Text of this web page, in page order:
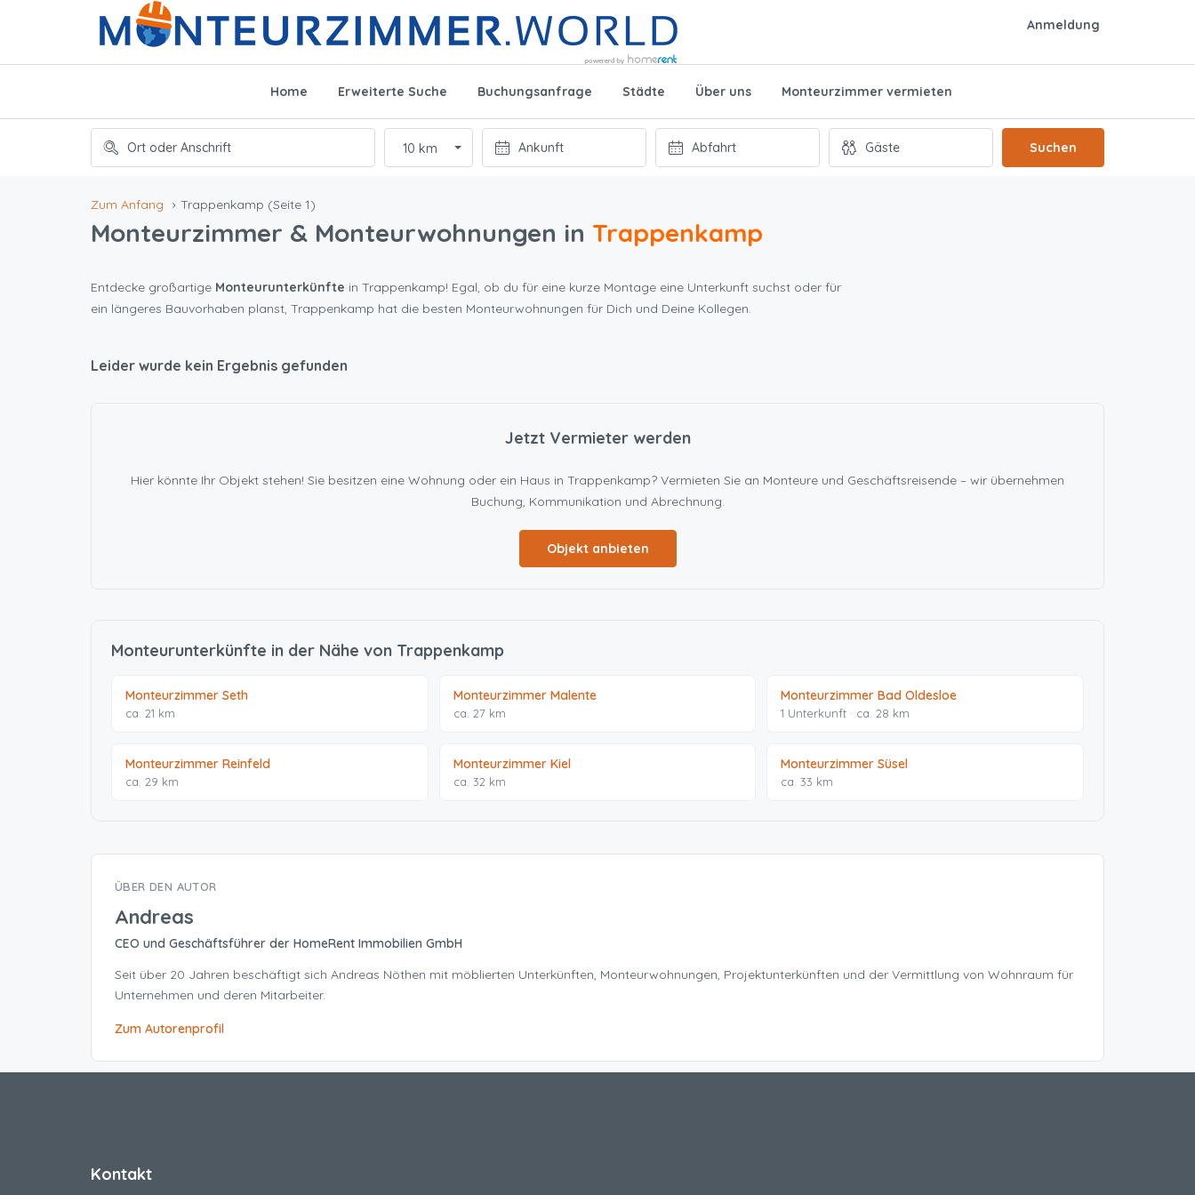
Anmeldung
Home Erweiterte Suche Buchungsanfrage Städte Über uns Monteurzimmer vermieten
10 km Suchen
Zum Anfang Trappenkamp (Seite 1)
Monteurzimmer & Monteurwohnungen in Trappenkamp
Entdecke großartige Monteurunterkünfte in Trappenkamp! Egal, ob du für eine kurze Montage eine Unterkunft suchst oder für
ein längeres Bauvorhaben planst, Trappenkamp hat die besten Monteurwohnungen für Dich und Deine Kollegen.
Leider wurde kein Ergebnis gefunden
Jetzt Vermieter werden
Hier könnte Ihr Objekt stehen! Sie besitzen eine Wohnung oder ein Haus in Trappenkamp? Vermieten Sie an Monteure und Geschäftsreisende – wir übernehmen
Buchung, Kommunikation und Abrechnung.
Objekt anbieten
Monteurunterkünfte in der Nähe von Trappenkamp
Monteurzimmer Seth
ca. 21 km
Monteurzimmer Malente
ca. 27 km
Monteurzimmer Bad Oldesloe
1 Unterkunft · ca. 28 km
Monteurzimmer Reinfeld
ca. 29 km
Monteurzimmer Kiel
ca. 32 km
Monteurzimmer Süsel
ca. 33 km
ÜBER DEN AUTOR
Andreas
CEO und Geschäftsführer der HomeRent Immobilien GmbH
Seit über 20 Jahren beschäftigt sich Andreas Nöthen mit möblierten Unterkünften, Monteurwohnungen, Projektunterkünften und der Vermittlung von Wohnraum für
Unternehmen und deren Mitarbeiter.
Zum Autorenprofil
Kontakt